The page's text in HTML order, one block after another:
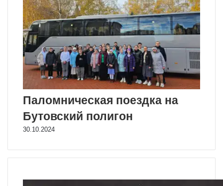
Паломническая поездка на
Бутовский полигон
30.10.2024